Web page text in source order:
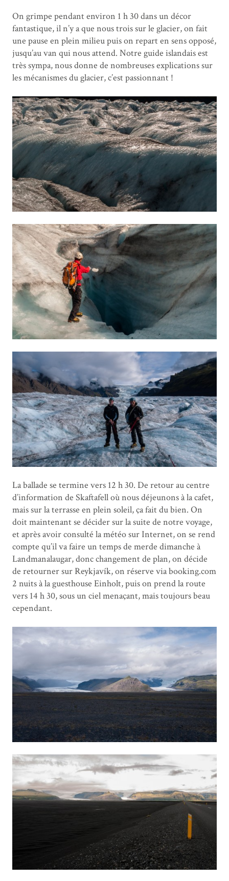
On grimpe pendant environ 1 h 30 dans un décor
fantastique, il n’y a que nous trois sur le glacier, on fait
une pause en plein milieu puis on repart en sens opposé,
jusqu’au van qui nous attend. Notre guide islandais est
très sympa, nous donne de nombreuses explications sur
les mécanismes du glacier, c’est passionnant !
La ballade se termine vers 12 h 30. De retour au centre
d’information de Skaftafell où nous déjeunons à la cafet,
mais sur la terrasse en plein soleil, ça fait du bien. On
doit maintenant se décider sur la suite de notre voyage,
et après avoir consulté la météo sur Internet, on se rend
compte qu’il va faire un temps de merde dimanche à
Landmanalaugar, donc changement de plan, on décide
de retourner sur Reykjavík, on réserve via booking.com
2 nuits à la guesthouse Einholt, puis on prend la route
vers 14 h 30, sous un ciel menaçant, mais toujours beau
cependant.